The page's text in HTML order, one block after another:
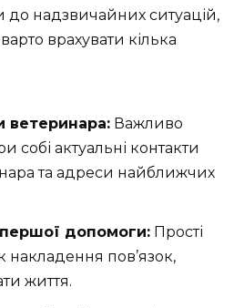
надзвичайних ситуацій,
врахувати кілька
ветеринара: Важливо
собі актуальні контакти
та адреси найближчих
допомоги: Прості
накладення пов’язок,
життя.